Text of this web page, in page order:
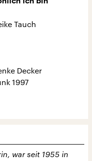
Tauch
Decker
1997
war seit 1955 in